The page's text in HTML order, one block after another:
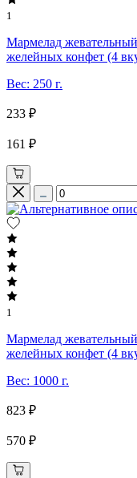
1
Мармелад
желейных конфет (4
Вес: 250 г.
233 ₽
161 ₽
1
Мармелад
желейных конфет (4
Вес: 1000 г.
823 ₽
570 ₽